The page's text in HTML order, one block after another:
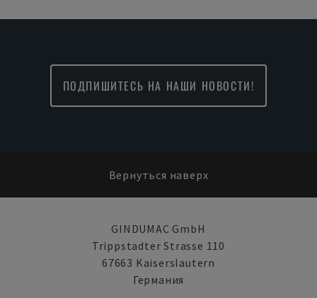
ПОДПИШИТЕСЬ НА НАШИ НОВОСТИ!
Вернуться наверх
GINDUMAC GmbH
Trippstadter Strasse 110
67663 Kaiserslautern
Германия